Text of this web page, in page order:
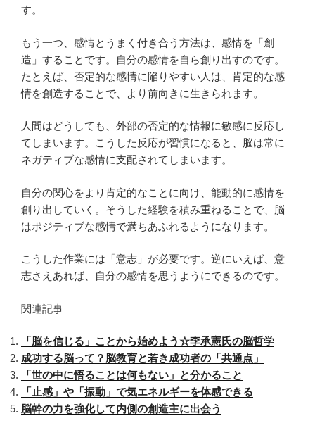
す。
もう一つ、感情とうまく付き合う方法は、感情を「創
造」することです。自分の感情を自ら創り出すのです。
たとえば、否定的な感情に陥りやすい人は、肯定的な感
情を創造することで、より前向きに生きられます。
人間はどうしても、外部の否定的な情報に敏感に反応し
てしまいます。こうした反応が習慣になると、脳は常に
ネガティブな感情に支配されてしまいます。
自分の関心をより肯定的なことに向け、能動的に感情を
創り出していく。そうした経験を積み重ねることで、脳
はポジティブな感情で満ちあふれるようになります。
こうした作業には「意志」が必要です。逆にいえば、意
志さえあれば、自分の感情を思うようにできるのです。
関連記事
「脳を信じる」ことから始めよう☆李承憲氏の脳哲学
成功する脳って？脳教育と若き成功者の「共通点」
「世の中に悟ることは何もない」と分かること
「止感」や「振動」で気エネルギーを体感できる
脳幹の力を強化して内側の創造主に出会う